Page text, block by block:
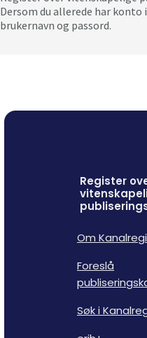
Dersom du allerede har konto
brukernavn og passord.
Register
Om
Foreslå
Søk i